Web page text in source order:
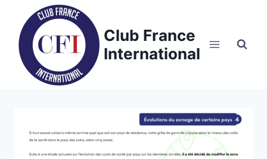
content
Club France
International